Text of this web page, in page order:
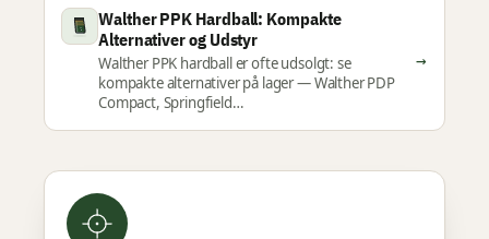
Walther PPK Hardball: Kompakte
Alternativer og Udstyr
Walther PPK hardball er ofte udsolgt: se
kompakte alternativer på lager — Walther PDP
Compact, Springfield…
→